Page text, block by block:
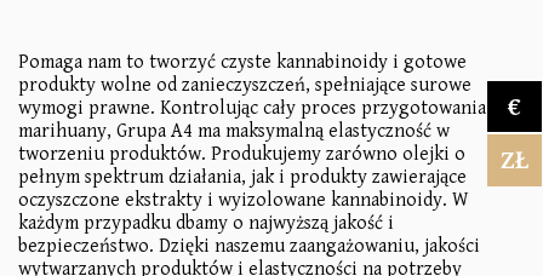
Pomaga nam to tworzyć czyste kannabinoidy i gotowe
produkty wolne od zanieczyszczeń, spełniające surowe
wymogi prawne. Kontrolując cały proces przygotowania
marihuany, Grupa A4 ma maksymalną elastyczność w
tworzeniu produktów. Produkujemy zarówno olejki o
pełnym spektrum działania, jak i produkty zawierające
oczyszczone ekstrakty i wyizolowane kannabinoidy. W
każdym przypadku dbamy o najwyższą jakość i
bezpieczeństwo. Dzięki naszemu zaangażowaniu, jakości
wytwarzanych produktów i elastyczności na potrzeby
€
ZŁ